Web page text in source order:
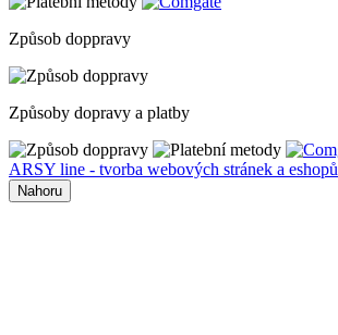
Způsob doppravy
Způsoby dopravy a platby
ARSY line - tvorba webových stránek a eshopů
Nahoru